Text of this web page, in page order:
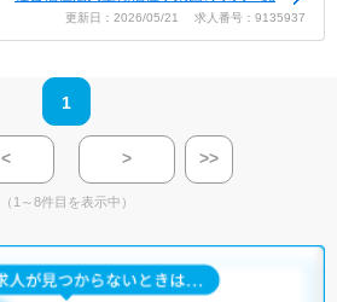
更新日：2026/05/21 求人番号：9135937
1
< > >>
（1～8件目を表示中）